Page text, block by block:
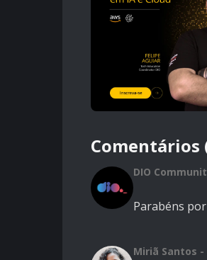
Comentários
DIO
Parabéns
Miriã Santos -